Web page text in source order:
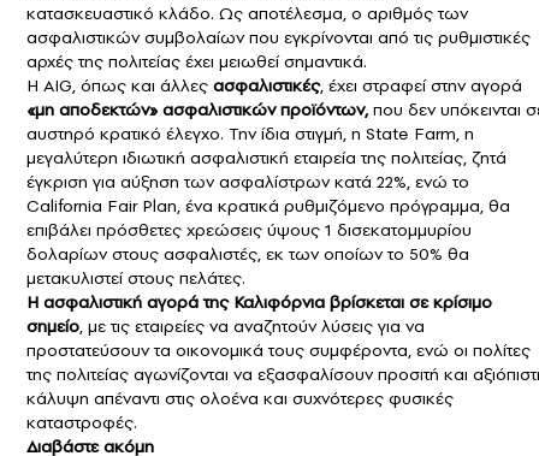
κατασκευαστικό κλάδο. Ως αποτέλεσμα, ο αριθμός των
ασφαλιστικών συμβολαίων που εγκρίνονται από τις ρυθμιστικές
αρχές της πολιτείας έχει μειωθεί σημαντικά.
Η AIG, όπως και άλλες ασφαλιστικές, έχει στραφεί στην αγορά
«μη αποδεκτών» ασφαλιστικών προϊόντων,που δεν υπόκεινται
αυστηρό κρατικό έλεγχο. Την ίδια στιγμή, η State Farm, η
μεγαλύτερη ιδιωτική ασφαλιστική εταιρεία της πολιτείας, ζητά
έγκριση για αύξηση των ασφαλίστρων κατά 22%, ενώ το
California Fair Plan, ένα κρατικά ρυθμιζόμενο πρόγραμμα, θα
επιβάλει πρόσθετες χρεώσεις ύψους 1 δισεκατομμυρίου
δολαρίων στους ασφαλιστές, εκ των οποίων το 50% θα
μετακυλιστεί στους πελάτες.
Η ασφαλιστική αγορά της Καλιφόρνια βρίσκεται σε κρίσιμο
σημείο, με τις εταιρείες να αναζητούν λύσεις για να
προστατεύσουν τα οικονομικά τους συμφέροντα, ενώ οι πολίτες
της πολιτείας αγωνίζονται να εξασφαλίσουν προσιτή και
κάλυψη απέναντι στις ολοένα και συχνότερες φυσικές
καταστροφές.
Διαβάστε ακόμη